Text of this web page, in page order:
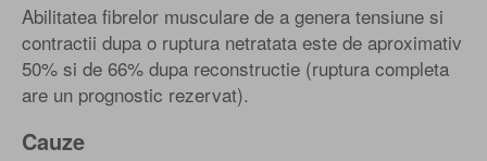
Abilitatea fibrelor musculare de a genera tensiune si
contractii dupa o ruptura netratata este de aproximativ
50% si de 66% dupa reconstructie (ruptura completa
are un prognostic rezervat).
Cauze